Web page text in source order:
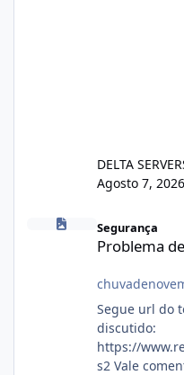
DELTA
Agosto 7,
Segurança
Problema
Segue url do
discutido:
https://
s2 Vale